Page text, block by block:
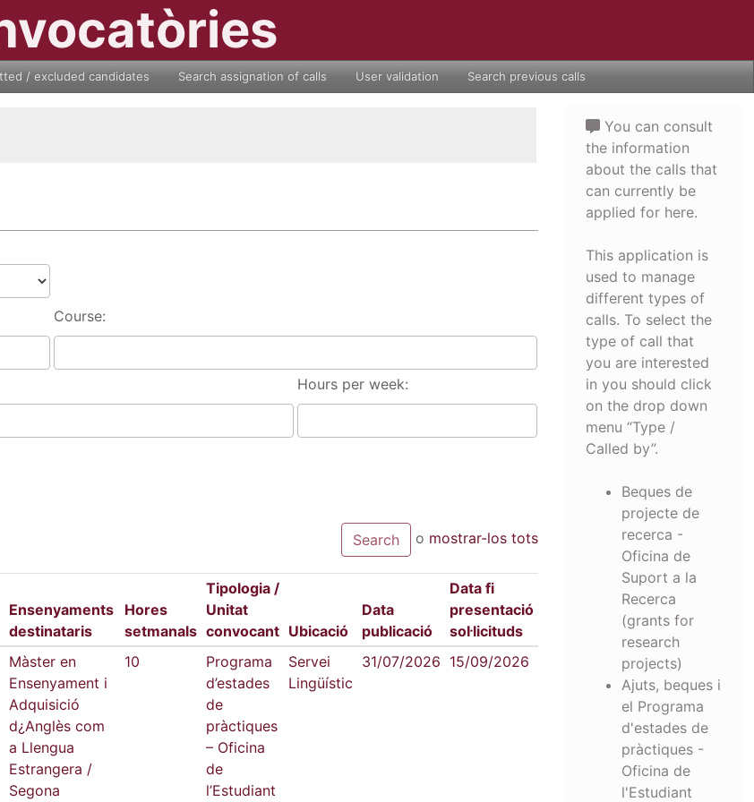
/ excluded candidates Search assignation of calls User validation Search previous calls
Course:
Hours per week:
o mostrar-los tots
Ensenyaments
destinataris
Hores
setmanals
Tipologia /
Unitat
convocant Ubicació
Data
publicació
Data fi
presentació
sol·licituds
Màster en
Ensenyament i
Adquisició
d¿Anglès com
a Llengua
Estrangera /
Segona
10
Programa
d’estades
de
pràctiques
– Oficina
de
l’Estudiant
Servei
Lingüístic
31/07/2026 15/09/2026
You can consult
the information
about the calls that
can currently be
applied for here.
This application is
used to manage
different types of
calls. To select the
type of call that
you are interested
in you should click
on the drop down
menu “Type /
Called by”.
Beques de
projecte de
recerca -
Oficina de
Suport a la
Recerca
(grants for
research
projects)
Ajuts, beques i
el Programa
d'estades de
pràctiques -
Oficina de
l'Estudiant